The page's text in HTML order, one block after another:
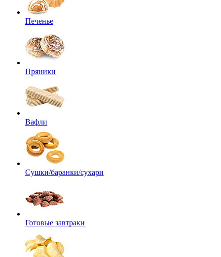
Печенье
Пряники
Вафли
Сушки/баранки/сухари
Готовые завтраки